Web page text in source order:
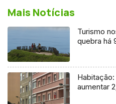
Mais Notícias
Turismo
quebra há
aumentar